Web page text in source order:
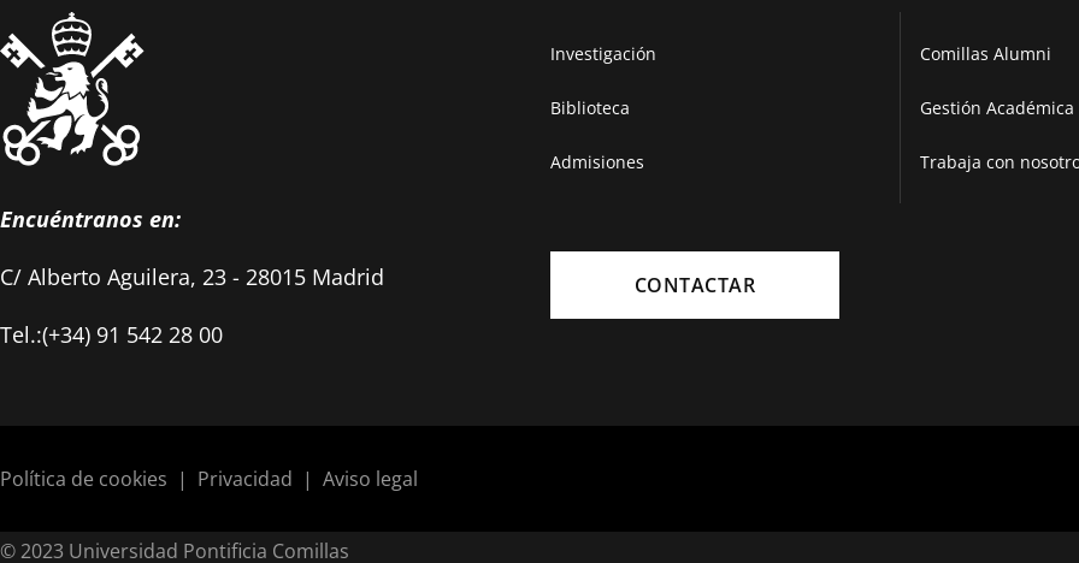
Encuéntranos en:
C/ Alberto Aguilera, 23 - 28015 Madrid
Tel.:(+34) 91 542 28 00
Investigación
Biblioteca
Admisiones
Comillas Alumni
Gestión
Trabaja con
CONTACTAR
Política de cookies | Privacidad | Aviso legal
© 2023 Universidad Pontificia Comillas